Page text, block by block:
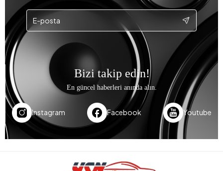
Bizi takip edin!
En güncel haberleri anında alın.
Instagram Facebook Youtube